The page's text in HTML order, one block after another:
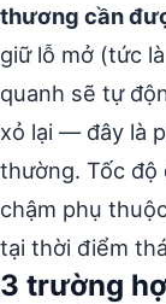
thương cần
giữ lỗ mở (tức
quanh sẽ tự
xỏ lại — đây là
thường. Tốc độ
chậm phụ
tại thời điểm
3 trường